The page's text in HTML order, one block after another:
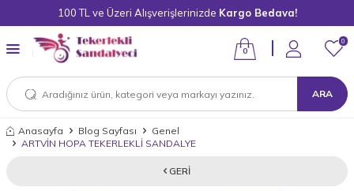
100 TL ve Üzeri Alışverişlerinizde Kargo Bedava!
ARA
0
0
Anasayfa Blog Sayfası
Genel
ARTVİN HOPA TEKERLEKLİ SANDALYE
GERI